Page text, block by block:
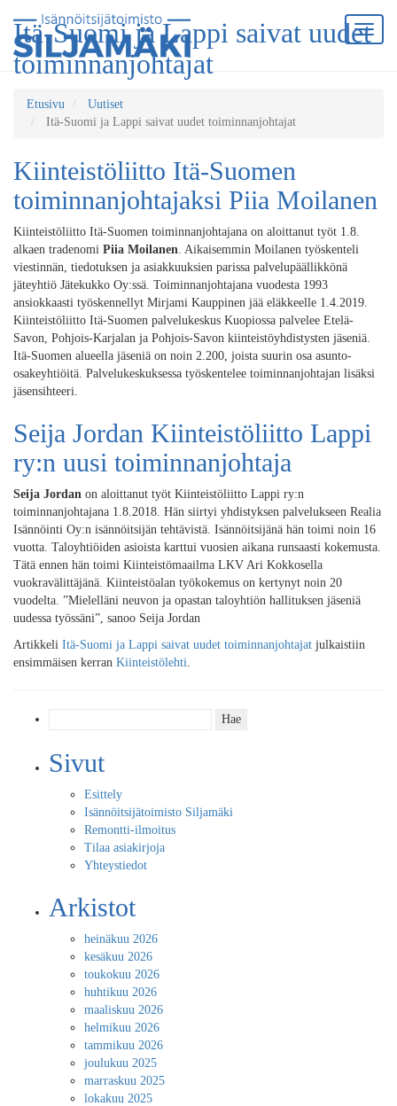
Itä-Suomi ja Lappi saivat uudet
toiminnanjohtajat
Etusivu
Uutiset
Itä-Suomi ja Lappi saivat uudet toiminnanjohtajat
Kiinteistöliitto Itä-Suomen
toiminnanjohtajaksi Piia Moilanen
Kiinteistöliitto Itä-Suomen toiminnanjohtajana on aloittanut työt 1.8.
alkaen tradenomi Piia Moilanen. Aikaisemmin Moilanen työskenteli
viestinnän, tiedotuksen ja asiakkuuksien parissa palvelupäällikkönä
jäteyhtiö Jätekukko Oy:ssä. Toiminnanjohtajana vuodesta 1993
ansiokkaasti työskennellyt Mirjami Kauppinen jää eläkkeelle 1.4.2019.
Kiinteistöliitto Itä-Suomen palvelukeskus Kuopiossa palvelee Etelä-
Savon, Pohjois-Karjalan ja Pohjois-Savon kiinteistöyhdistysten jäseniä.
Itä-Suomen alueella jäseniä on noin 2.200, joista suurin osa asunto-
osakeyhtiöitä. Palvelukeskuksessa työskentelee toiminnanjohtajan lisäksi
jäsensihteeri.
Seija Jordan Kiinteistöliitto Lappi
ry:n uusi toiminnanjohtaja
Seija Jordan on aloittanut työt Kiinteistöliitto Lappi ry:n
toiminnanjohtajana 1.8.2018. Hän siirtyi yhdistyksen palvelukseen Realia
Isännöinti Oy:n isännöitsijän tehtävistä. Isännöitsijänä hän toimi noin 16
vuotta. Taloyhtiöiden asioista karttui vuosien aikana runsaasti kokemusta.
Tätä ennen hän toimi Kiinteistömaailma LKV Ari Kokkosella
vuokravälittäjänä. Kiinteistöalan työkokemus on kertynyt noin 20
vuodelta. ”Mielelläni neuvon ja opastan taloyhtiön hallituksen jäseniä
uudessa työssäni”, sanoo Seija Jordan
Artikkeli Itä-Suomi ja Lappi saivat uudet toiminnanjohtajat julkaistiin
ensimmäisen kerran Kiinteistölehti.
Sivut
Esittely
Isännöitsijätoimisto Siljamäki
Remontti-ilmoitus
Tilaa asiakirjoja
Yhteystiedot
Arkistot
heinäkuu 2026
kesäkuu 2026
toukokuu 2026
huhtikuu 2026
maaliskuu 2026
helmikuu 2026
tammikuu 2026
joulukuu 2025
marraskuu 2025
lokakuu 2025